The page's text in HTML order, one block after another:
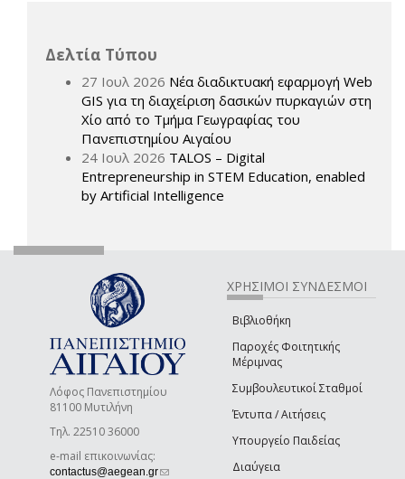
Δελτία Τύπου
27 Ιουλ 2026 Νέα διαδικτυακή εφαρμογή Web
GIS για τη διαχείριση δασικών πυρκαγιών στη
Χίο από το Τμήμα Γεωγραφίας του
Πανεπιστημίου Αιγαίου
24 Ιουλ 2026 TALOS – Digital
Entrepreneurship in STEM Education, enabled
by Artificial Intelligence
Λόφος Πανεπιστημίου
81100 Μυτιλήνη
Τηλ. 22510 36000
e-mail επικοινωνίας:
contactus@aegean.gr(link sends e-mail)
ΧΡΗΣΙΜΟΙ ΣΥΝΔΕΣΜΟΙ
Βιβλιοθήκη
Παροχές Φοιτητικής
Μέριμνας
Συμβουλευτικοί Σταθμοί
Έντυπα / Αιτήσεις
Υπουργείο Παιδείας
Διαύγεια